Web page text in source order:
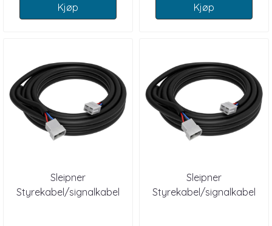
Kjøp Kjøp
Sleipner
Styrekabel/signalkabel
Sleipner
Styrekabel/signalkabel